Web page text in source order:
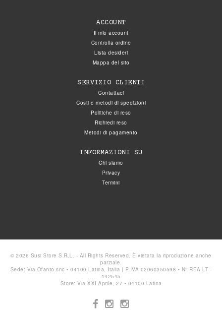
ACCOUNT
Il mio account
Controlla ordine
Lista desideri
Mappa del sito
SERVIZIO CLIENTI
Contattaci
Costi e metodi di spedizioni
Politiche di reso
Richiedi reso
Metodi di pagamento
INFORMAZIONI SU
Chi siamo
Privacy
Termini
© 2026 Susi Store S.R.L. - All Rights Reserved. È vietata la riproduzione anche
parziale.
Sede: Via Ofanto snc • 04100 Latina, Italia | P.IVA 02060350598 • N° REA LT -
142545
Store: Via XXI Aprile, 27 • 04100 Latina